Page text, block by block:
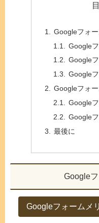
Googleフォ
Google
Google
Google
Googleフォ
Google
Google
最後に
Google
Googleフォームメ